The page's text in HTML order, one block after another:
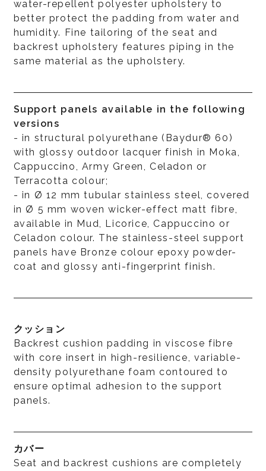
water-repellent polyester upholstery to
better protect the padding from water and
humidity. Fine tailoring of the seat and
backrest upholstery features piping in the
same material as the upholstery.
Support panels available in the following
versions
- in structural polyurethane (Baydur® 60)
with glossy outdoor lacquer finish in Moka,
Cappuccino, Army Green, Celadon or
Terracotta colour;
- in Ø 12 mm tubular stainless steel, covered
in Ø 5 mm woven wicker-effect matt fibre,
available in Mud, Licorice, Cappuccino or
Celadon colour. The stainless-steel support
panels have Bronze colour epoxy powder-
coat and glossy anti-fingerprint finish.
クッション
Backrest cushion padding in viscose fibre
with core insert in high-resilience, variable-
density polyurethane foam contoured to
ensure optimal adhesion to the support
panels.
カバー
Seat and backrest cushions are completely